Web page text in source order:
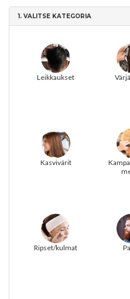
1. VALITSE KATEGORIA
Leikkaukset
Kasvivärit
Ripset/kulmat